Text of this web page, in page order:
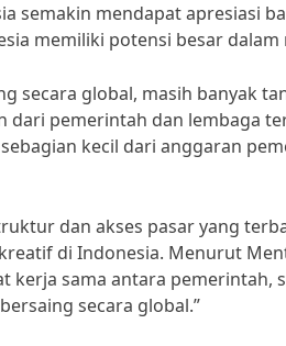
semakin mendapat apresiasi
memiliki potensi besar
secara global, masih banyak
dari pemerintah dan lembaga
kecil dari anggaran
dan akses pasar yang
di Indonesia. Menurut
kerja sama antara
secara global.”